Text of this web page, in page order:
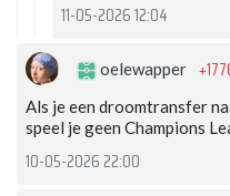
11-05-2026 12:04
oelewapper
Als je een droomtransfer
speel je geen Champions
10-05-2026 22:00